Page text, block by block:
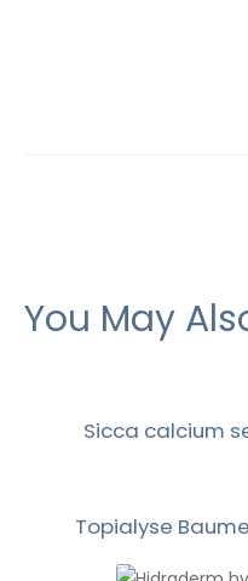
You May
Sicca calcium
Topialyse